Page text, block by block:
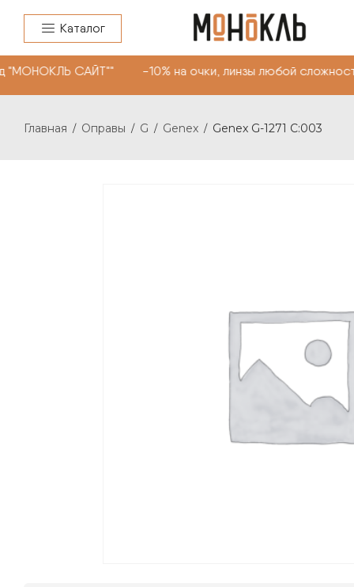
Каталог
САЙТ"" -10% на очки, линзы любой
Главная / Оправы / G / Genex / Genex G-1271 C:003